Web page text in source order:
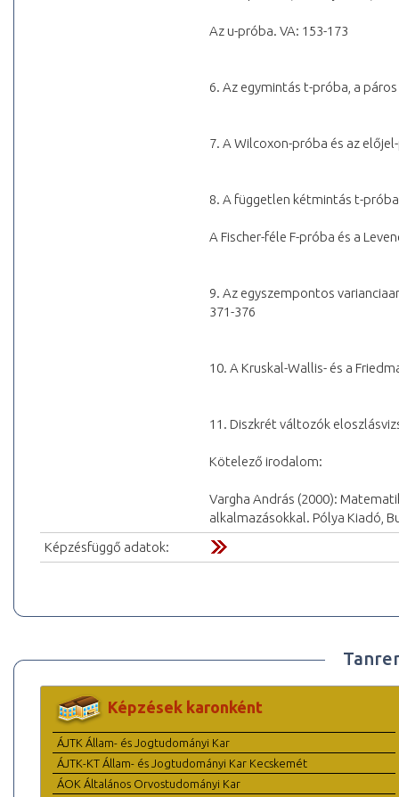
Az u-próba. VA: 153-173
6. Az egymintás t-próba, a
7. A Wilcoxon-próba és az
8. A független kétmintás t-
A Fischer-féle F-próba és a
9. Az egyszempontos
371-376
10. A Kruskal-Wallis- és a
11. Diszkrét változók
Kötelező irodalom:
Vargha András (2000):
alkalmazásokkal. Pólya Kiadó,
Képzésfüggő adatok:
Képzések karonként
ÁJTK Állam- és Jogtudományi Kar
ÁJTK-KT Állam- és Jogtudományi Kar Kecskemét
ÁOK Általános Orvostudományi Kar